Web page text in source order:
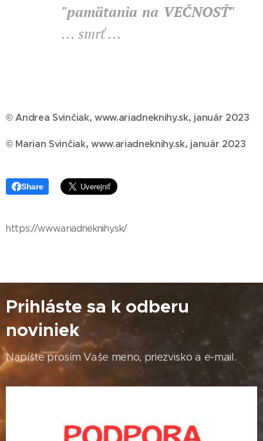
"pamätania na VEČNOSŤ"
... smrť ...
© Andrea Svinčiak, www.ariadneknihy.sk, január 2023
© Marian Svinčiak, www.ariadneknihy.sk, január 2023
Share
https://www.ariadneknihy.sk/
Prihláste sa k odberu
noviniek
Napíšte prosím Vaše meno, priezvisko a e-mail.